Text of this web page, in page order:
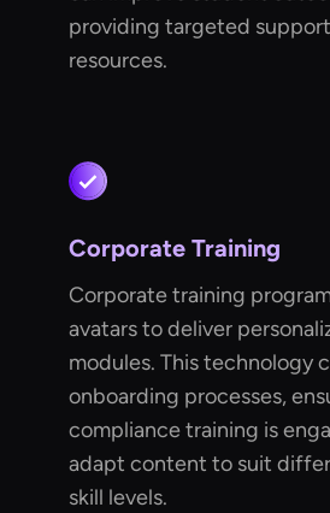
providing targeted
resources.
Corporate Training
Corporate training
avatars to deliver
modules. This technology
onboarding processes,
compliance training is
adapt content to suit
skill levels.